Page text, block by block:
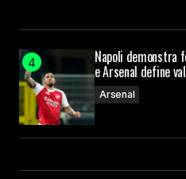
Napoli demonstra
e Arsenal define
Arsenal